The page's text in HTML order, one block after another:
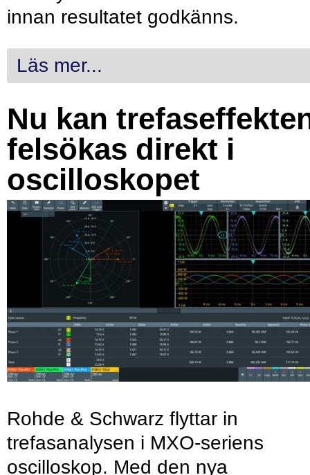
innan resultatet godkänns.
Läs mer...
Nu kan
felsökas direkt i
oscilloskopet
Rohde & Schwarz flyttar in
trefasanalysen i MXO-seriens
oscilloskop. Med den nya